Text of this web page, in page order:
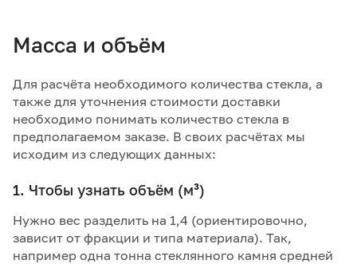
Масса и объём
Для расчёта необходимого количества стекла, а
также для уточнения стоимости доставки
необходимо понимать количество стекла в
предполагаемом заказе. В своих расчётах мы
исходим из следующих данных:
1. Чтобы узнать объём (м³)
Нужно вес разделить на 1,4 (ориентировочно,
зависит от фракции и типа материала). Так,
например одна тонна стеклянного камня средней